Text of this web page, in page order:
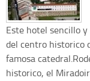
Este hotel sencillo
del centro historico
famosa
historico, el